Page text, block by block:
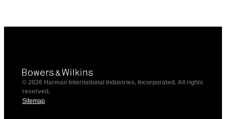
© 2026 Harman International Industries, Incorporated. All rights
reserved.
Sitemap